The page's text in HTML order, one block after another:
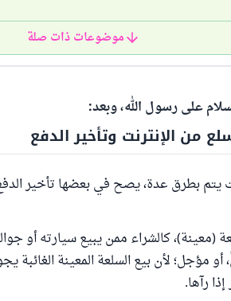
موضوعات ذات صلة
على رسول الله، وبعد:
من الإنترنت وتأخير الدفع
يتم بطرق عدة، يصح في بعضها تأخير
(معينة)، كالشراء ممن يبيع سيارته أو
مؤجل؛ لأن بيع السلعة المعينة الغائبة
رآها.